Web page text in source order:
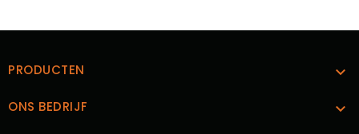
PRODUCTEN 
ONS BEDRIJF 